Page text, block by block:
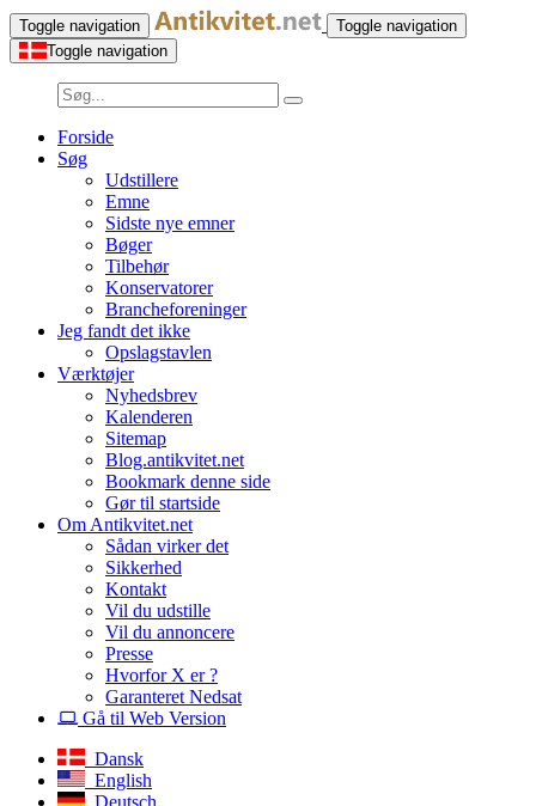
Toggle navigation
Toggle navigation
Toggle navigation
Forside
Søg
Udstillere
Emne
Sidste nye emner
Bøger
Tilbehør
Konservatorer
Brancheforeninger
Jeg fandt det ikke
Opslagstavlen
Værktøjer
Nyhedsbrev
Kalenderen
Sitemap
Blog.antikvitet.net
Bookmark denne side
Gør til startside
Om Antikvitet.net
Sådan virker det
Sikkerhed
Kontakt
Vil du udstille
Vil du annoncere
Presse
Hvorfor X er ?
Garanteret Nedsat
Gå til Web Version
Dansk
English
Deutsch